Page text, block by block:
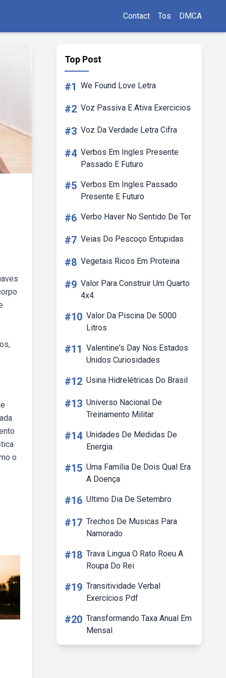
Contact Tos DMCA
o
Top Post
#1 We Found Love Letra
#2 Voz Passiva E Ativa Exercicios
#3 Voz Da Verdade Letra Cifra
#4 Verbos Em Ingles Presente
Passado E Futuro
#5 Verbos Em Ingles Passado
Presente E Futuro
#6 Verbo Haver No Sentido De Ter
#7 Veias Do Pescoço Entupidas
#8 Vegetais Ricos Em Proteina
#9 Valor Para Construir Um Quarto
4x4
#10 Valor Da Piscina De 5000
Litros
#11 Valentine's Day Nos Estados
Unidos Curiosidades
#12 Usina Hidrelétricas Do Brasil
#13 Universo Nacional De
Treinamento Militar
#14 Unidades De Medidas De
Energia
#15 Uma Família De Dois Qual Era
A Doença
#16 Ultimo Dia De Setembro
#17 Trechos De Musicas Para
Namorado
#18 Trava Lingua O Rato Roeu A
Roupa Do Rei
#19 Transitividade Verbal
Exercícios Pdf
#20 Transformando Taxa Anual Em
Mensal